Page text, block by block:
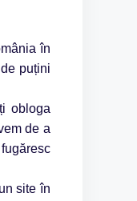
în
puțini
obloga
de a
site în